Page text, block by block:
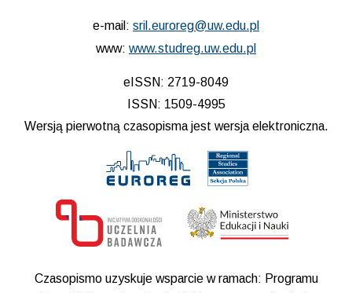
e-mail: sril.euroreg@uw.edu.pl
www: www.studreg.uw.edu.pl
eISSN: 2719-8049
ISSN: 1509-4995
Wersją pierwotną czasopisma jest wersja elektroniczna.
Czasopismo uzyskuje wsparcie w ramach: Programu